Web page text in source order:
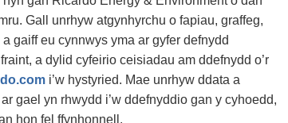
Gall unrhyw atgynhyrchu o fapiau, graffeg,
gaiff eu cynnwys yma ar gyfer defnydd
a dylid cyfeirio ceisiadau am ddefnydd o’r
i’w hystyried. Mae unrhyw ddata a
gael yn rhwydd i’w ddefnyddio gan y cyhoedd,
hon fel ffynhonnell.